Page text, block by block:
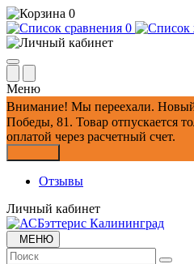
0
0
Меню
Внимание! Мы переехали. Новый
Победы, 81. Товар отпускается
оплатой через расчетный счет.
Отзывы
Личный кабинет
МЕНЮ